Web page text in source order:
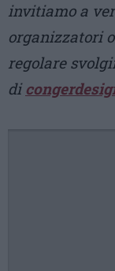
invitiamo a
organizzatori
regolare
di